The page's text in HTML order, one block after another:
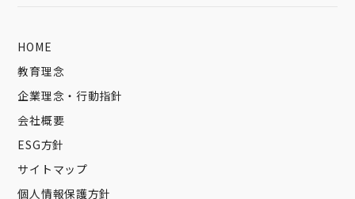
HOME
教育理念
企業理念・行動指針
会社概要
ESG方針
サイトマップ
個人情報保護方針